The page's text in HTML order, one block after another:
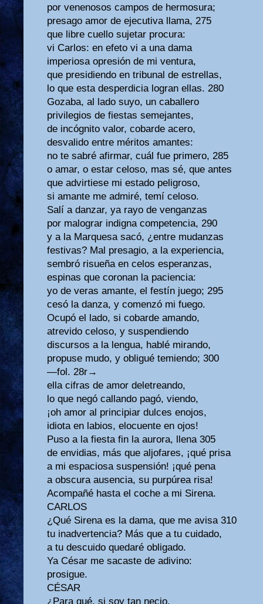
por venenosos campos de hermosura;
presago amor de ejecutiva llama, 275
que libre cuello sujetar procura:
vi Carlos: en efeto vi a una dama
imperiosa opresión de mi ventura,
que presidiendo en tribunal de estrellas,
lo que esta desperdicia logran ellas. 280
Gozaba, al lado suyo, un caballero
privilegios de fiestas semejantes,
de incógnito valor, cobarde acero,
desvalido entre méritos amantes:
no te sabré afirmar, cuál fue primero, 285
o amar, o estar celoso, mas sé, que antes
que advirtiese mi estado peligroso,
si amante me admiré, temí celoso.
Salí a danzar, ya rayo de venganzas
por malograr indigna competencia, 290
y a la Marquesa sacó, ¿entre mudanzas
festivas? Mal presagio, a la experiencia,
sembró risueña en celos esperanzas,
espinas que coronan la paciencia:
yo de veras amante, el festín juego; 295
cesó la danza, y comenzó mi fuego.
Ocupó el lado, si cobarde amando,
atrevido celoso, y suspendiendo
discursos a la lengua, hablé mirando,
propuse mudo, y obligué temiendo; 300
—fol. 28r→
ella cifras de amor deletreando,
lo que negó callando pagó, viendo,
¡oh amor al principiar dulces enojos,
idiota en labios, elocuente en ojos!
Puso a la fiesta fin la aurora, llena 305
de envidias, más que aljofares, ¡qué prisa
a mi espaciosa suspensión! ¡qué pena
a obscura ausencia, su purpúrea risa!
Acompañé hasta el coche a mi Sirena.
CARLOS
¿Qué Sirena es la dama, que me avisa 310
tu inadvertencia? Más que a tu cuidado,
a tu descuido quedaré obligado.
Ya César me sacaste de adivino:
prosigue.
CÉSAR
¿Para qué, si soy tan necio,